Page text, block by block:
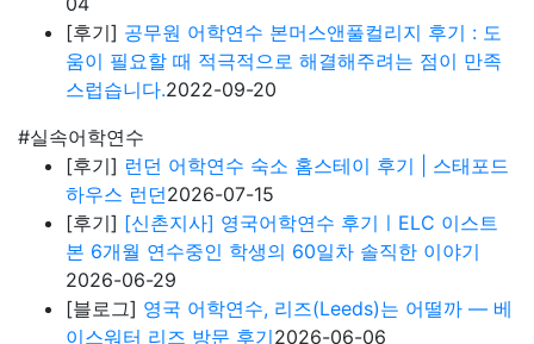
[후기]
브 잉글리시 비용·홈스테이·2026 장기등록 프로모션
2026-02-24
어떻게 진행해야 하나요?
어떻게 취득하나요?
영국유학센터는
어떤 곳인가요?
유학상담 쉽게 신청하세요
여러분의 미래가 달린 영국유학, 이제 전문가를 만나보세
유학은 인생의 전환점이 될 수 있는 가장 중요한 결정입니